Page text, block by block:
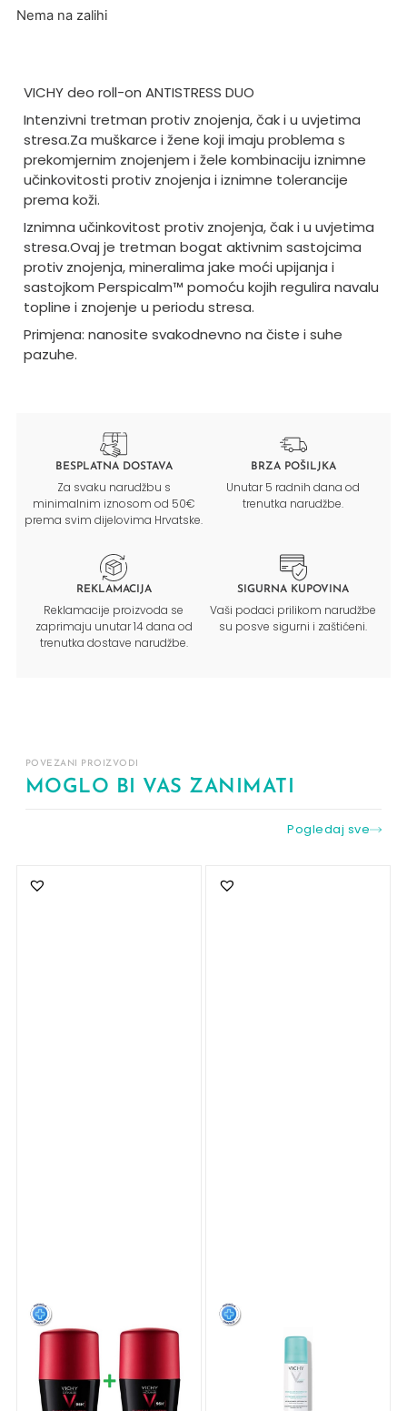
Nema na zalihi
VICHY deo roll-on ANTISTRESS DUO
Intenzivni tretman protiv znojenja, čak i u uvjetima
stresa.Za muškarce i žene koji imaju problema s
prekomjernim znojenjem i žele kombinaciju iznimne
učinkovitosti protiv znojenja i iznimne tolerancije
prema koži.
Iznimna učinkovitost protiv znojenja, čak i u uvjetima
stresa.Ovaj je tretman bogat aktivnim sastojcima
protiv znojenja, mineralima jake moći upijanja i
sastojkom Perspicalm™ pomoću kojih regulira navalu
topline i znojenje u periodu stresa.
Primjena: nanosite svakodnevno na čiste i suhe
pazuhe.
BESPLATNA DOSTAVA
Za svaku narudžbu s
minimalnim iznosom od 50€
prema svim dijelovima Hrvatske.
BRZA POŠILJKA
Unutar 5 radnih dana od
trenutka narudžbe.
REKLAMACIJA
Reklamacije proizvoda se
zaprimaju unutar 14 dana od
trenutka dostave narudžbe.
SIGURNA KUPOVINA
Vaši podaci prilikom narudžbe
su posve sigurni i zaštićeni.
POVEZANI PROIZVODI
MOGLO BI VAS ZANIMATI
Pogledaj sve